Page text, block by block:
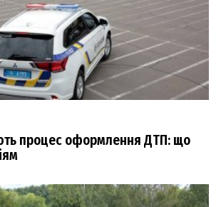
процес оформлення ДТП: що